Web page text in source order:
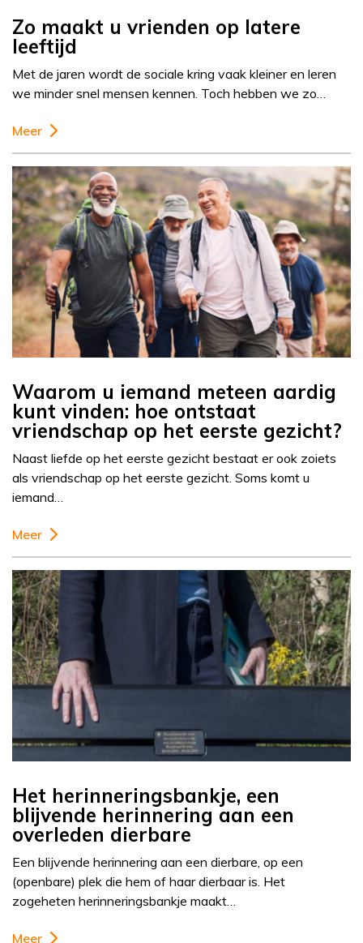
Zo maakt u vrienden op latere
leeftijd
Met de jaren wordt de sociale kring vaak kleiner en leren
we minder snel mensen kennen. Toch hebben we zo…
Meer
Waarom u iemand meteen aardig
kunt vinden: hoe ontstaat
vriendschap op het eerste gezicht?
Naast liefde op het eerste gezicht bestaat er ook zoiets
als vriendschap op het eerste gezicht. Soms komt u
iemand…
Meer
Het herinneringsbankje, een
blijvende herinnering aan een
overleden dierbare
Een blijvende herinnering aan een dierbare, op een
(openbare) plek die hem of haar dierbaar is. Het
zogeheten herinneringsbankje maakt…
Meer